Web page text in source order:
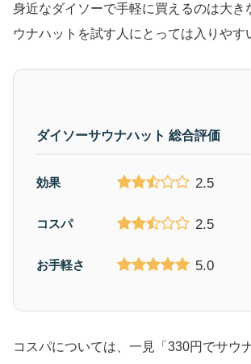
身近なダイソーで手軽に買えるのは大き
ウナハットを試す人にとっては入りやす
ダイソーサウナハット 総合評価
効果 2.5
コスパ 2.5
お手軽さ 5.0
コスパについては、一見「330円でサウ